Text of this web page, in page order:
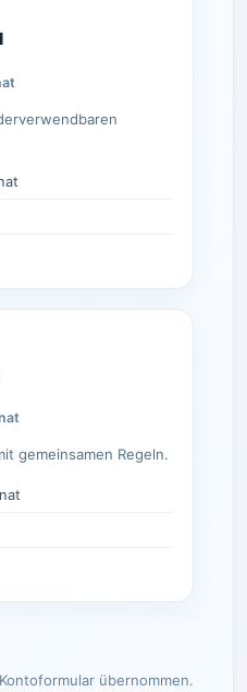
gemeinsamen Regeln.
übernommen.